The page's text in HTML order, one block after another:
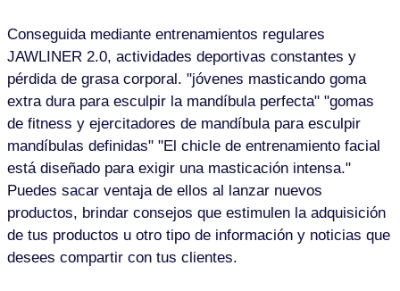
Conseguida mediante entrenamientos regulares
JAWLINER 2.0, actividades deportivas constantes y
pérdida de grasa corporal. "jóvenes masticando goma
extra dura para esculpir la mandíbula perfecta" "gomas
de fitness y ejercitadores de mandíbula para esculpir
mandíbulas definidas" "El chicle de entrenamiento facial
está diseñado para exigir una masticación intensa."
Puedes sacar ventaja de ellos al lanzar nuevos
productos, brindar consejos que estimulen la adquisición
de tus productos u otro tipo de información y noticias que
desees compartir con tus clientes.